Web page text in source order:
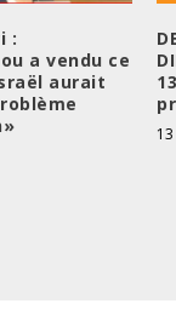
:
a vendu ce
aurait